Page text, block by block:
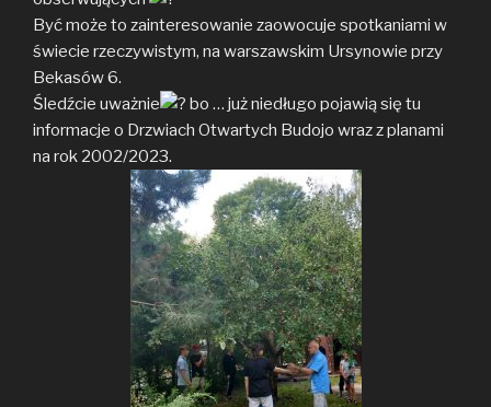
Być może to zainteresowanie zaowocuje spotkaniami w
świecie rzeczywistym, na warszawskim Ursynowie przy
Bekasów 6.
Śledźcie uważnie
bo … już niedługo pojawią się tu
informacje o Drzwiach Otwartych Budojo wraz z planami
na rok 2002/2023.